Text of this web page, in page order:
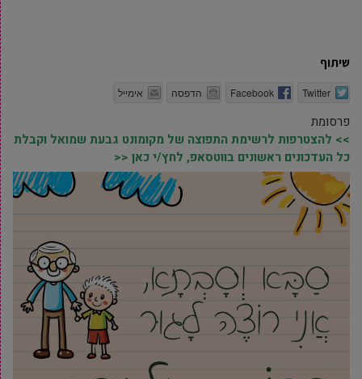
שיתוף
Twitter
Facebook הדפסה אימייל
פרסומת
>> להצטרפות לרשימת התפוצה של מקומונט גבעת שמואל וקבלת
כל העדכונים ראשונים בווטסאפ, לחץ/י כאן <<